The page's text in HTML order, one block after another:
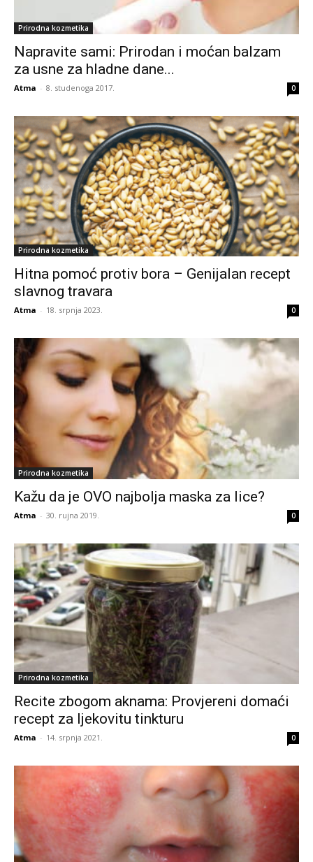
Prirodna kozmetika
Napravite sami: Prirodan i moćan balzam
za usne za hladne dane...
Atma - 8. studenoga 2017. 0
Prirodna kozmetika
Hitna pomoć protiv bora – Genijalan recept
slavnog travara
Atma - 18. srpnja 2023. 0
Prirodna kozmetika
Kažu da je OVO najbolja maska za lice?
Atma - 30. rujna 2019. 0
Prirodna kozmetika
Recite zbogom aknama: Provjereni domaći
recept za ljekovitu tinkturu
Atma - 14. srpnja 2021. 0